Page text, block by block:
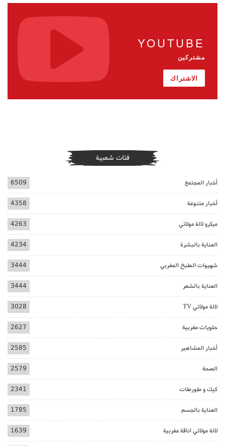
YOUTUBE
مشتركين
الاشتراك
فئات شعبية
أخبار المجتمع 6509
أخبار متنوعة 4358
ميكرو لالة مولاتي 4263
العناية بالبشرة 4234
شهيوات الطبخ المغربي 3444
العناية بالشعر 3444
لالة مولاتي TV 3028
حلويات مغربية 2627
أخبار المشاهير 2585
الصحة 2579
كيك و طورطات 2341
العناية بالجسم 1785
لالة مولاتي اناقة مغربية 1639